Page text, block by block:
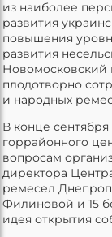
из наиболее
развития
повышения
развития
Новомосковский
плодотворно
и народных
В конце
горрайонного
вопросам
директора
ремесел
Филиновой и 15
идея открытия